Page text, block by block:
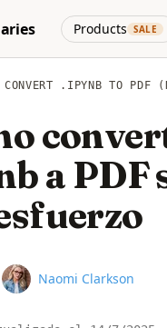
Products SALE
CONVERT .IPYNB TO PDF
a PDF
Name
Naomi Clarkson